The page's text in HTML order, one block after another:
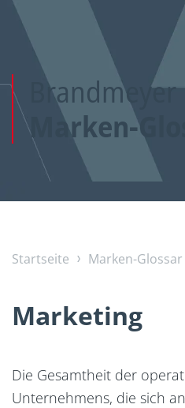
Brandmeyer
Marken-
Startseite Marken-Glossar
Marketing
Die Gesamtheit der
Unternehmens, die sich